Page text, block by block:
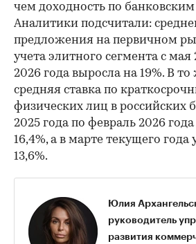
чем доходность по
Аналитики подсчитали:
предложения на первичном
учета элитного сегмента с
2026 года выросла на 19%. В
средняя ставка по
физических лиц в российских
2025 года по февраль 2026 года
16,4%, а в марте текущего
13,6%.
Юлия
руководитель
развития